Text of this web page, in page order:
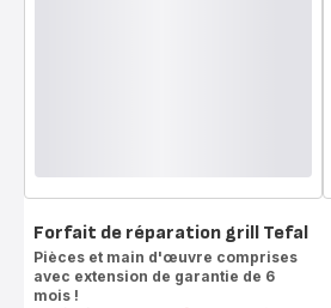
Forfait de réparation grill Tefal
Pièces et main d'œuvre comprises
avec extension de garantie de 6
mois !